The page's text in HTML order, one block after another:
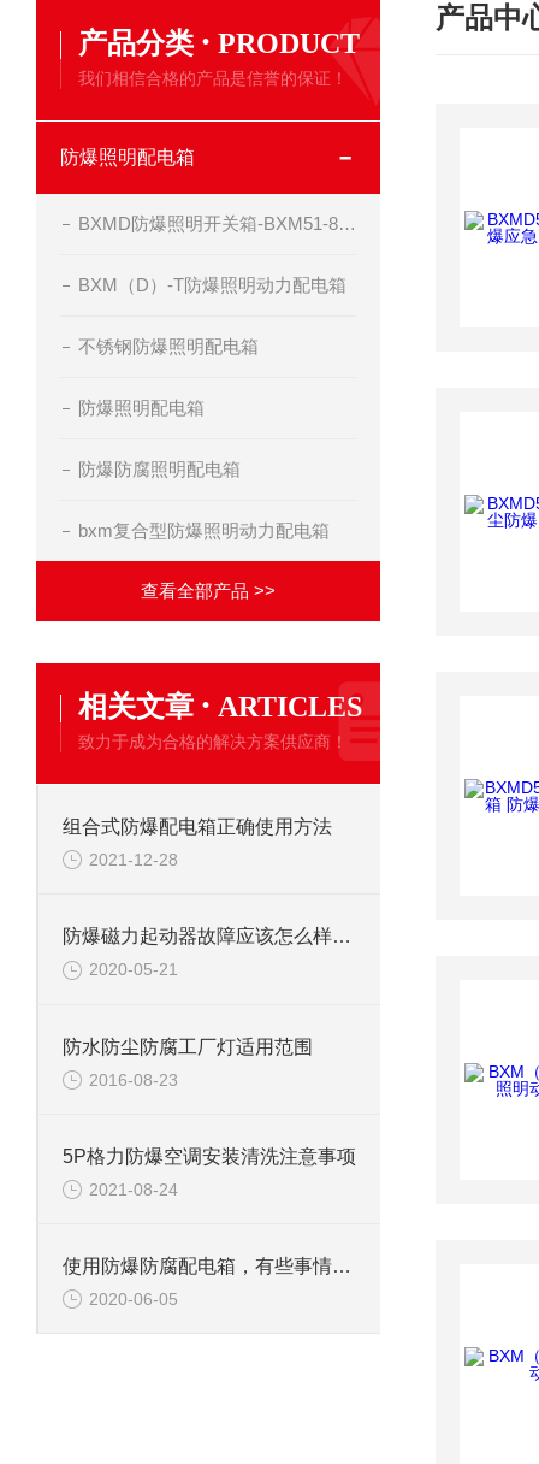
产品分类 · PRODUCT
我们相信合格的产品是信誉的保证！
防爆照明配电箱
BXMD防爆照明开关箱-BXM51-8-20K50现场照明箱
BXM（D）-T防爆照明动力配电箱
不锈钢防爆照明配电箱
防爆照明配电箱
防爆防腐照明配电箱
bxm复合型防爆照明动力配电箱
查看全部产品 >>
相关文章 · ARTICLES
致力于成为合格的解决方案供应商！
组合式防爆配电箱正确使用方法
2021-12-28
防爆磁力起动器故障应该怎么样排查呢
2020-05-21
防水防尘防腐工厂灯适用范围
2016-08-23
5P格力防爆空调安装清洗注意事项
2021-08-24
使用防爆防腐配电箱，有些事情要注意
2020-06-05
产品中